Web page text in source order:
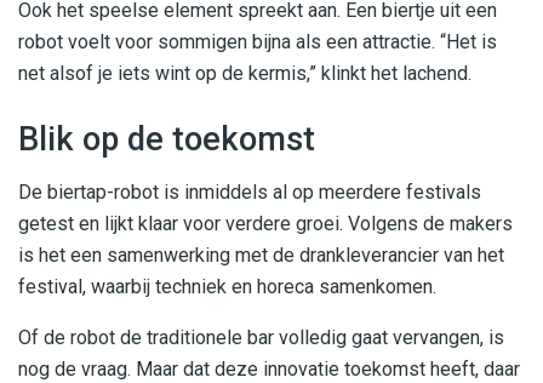
Ook het speelse element spreekt aan. Een biertje uit een
robot voelt voor sommigen bijna als een attractie. “Het is
net alsof je iets wint op de kermis,” klinkt het lachend.
Blik op de toekomst
De biertap-robot is inmiddels al op meerdere festivals
getest en lijkt klaar voor verdere groei. Volgens de makers
is het een samenwerking met de drankleverancier van het
festival, waarbij techniek en horeca samenkomen.
Of de robot de traditionele bar volledig gaat vervangen, is
nog de vraag. Maar dat deze innovatie toekomst heeft, daar